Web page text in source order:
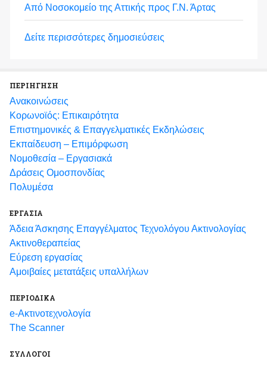
Από Νοσοκομείο της Αττικής προς Γ.Ν. Άρτας
Δείτε περισσότερες δημοσιεύσεις
ΠΕΡΙΗΓΗΣΗ
Ανακοινώσεις
Κορωνοϊός: Επικαιρότητα
Eπιστημονικές & Επαγγελματικές Eκδηλώσεις
Εκπαίδευση – Επιμόρφωση
Νομοθεσία – Εργασιακά
Δράσεις Ομοσπονδίας
Πολυμέσα
ΕΡΓΑΣΙΑ
Άδεια Άσκησης Επαγγέλματος Τεχνολόγου Ακτινολογίας
Ακτινοθεραπείας
Εύρεση εργασίας
Αμοιβαίες μετατάξεις υπαλλήλων
ΠΕΡΙΟΔΙΚΑ
e-Ακτινοτεχνολογία
The Scanner
ΣΥΛΛΟΓΟΙ